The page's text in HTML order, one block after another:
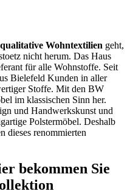
Wohntextilien geht,
nicht herum. Das Haus
für alle Wohnstoffe. Seit
Bielefeld Kunden in aller
Stoffe. Mit den BW
im klassischen Sinn her.
und Handwerkskunst und
Polstermöbel. Deshalb
dieses renommierten
bekommen Sie